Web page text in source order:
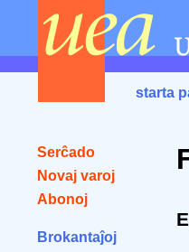
starta
Serĉado
Novaj varoj
Abonoj
Brokantaĵoj